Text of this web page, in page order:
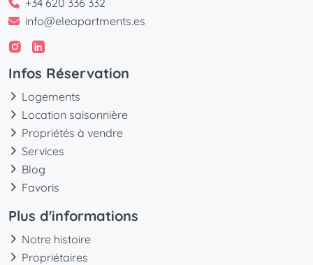
info@eleapartments.es
Infos Réservation
Logements
Location saisonnière
Propriétés à vendre
Services
Blog
Favoris
Plus d'informations
Notre histoire
Propriétaires